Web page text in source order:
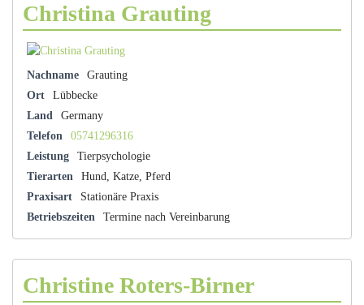
Christina Grauting
Nachname
Grauting
Ort
Lübbecke
Land
Germany
Telefon
05741296316
Leistung
Tierpsychologie
Tierarten
Hund, Katze, Pferd
Praxisart
Stationäre Praxis
Betriebszeiten
Termine nach Vereinbarung
Christine Roters-Birner